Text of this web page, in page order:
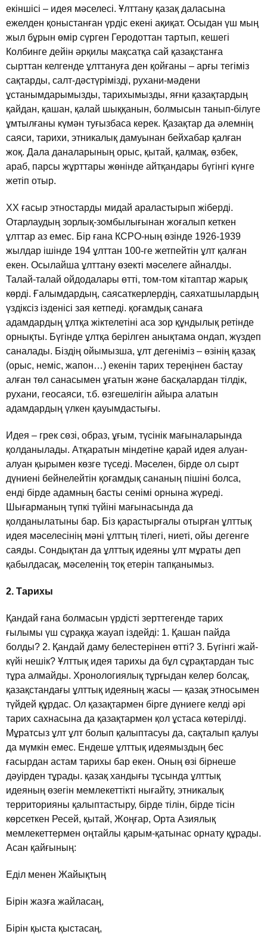
екiншiсi – идея мәселесi. Ұлттану қазақ даласына
ежелден қоныстанған үрдiс екенi ақиқат. Осыдан үш мың
жыл бұрын өмiр сүрген Геродоттан тартып, кешегi
Колбинге дейiн әрқилы мақсатқа сай қазақстанға
сырттан келгенде ұлттануға ден қойғаны – арғы тегiмiз
сақтарды, салт-дәстүрiмiздi, рухани-мәдени
ұстанымдарымызды, тарихымызды, яғни қазақтардың
қайдан, қашан, қалай шыққанын, болмысын танып-бiлуге
ұмтылғаны күмән туғызбаса керек. Қазақтар да әлемнiң
саяси, тарихи, этникалық дамуынан бейхабар қалған
жоқ. Дала даналарының орыс, қытай, қалмақ, өзбек,
араб, парсы жұрттары жөнiнде айтқандары бүгiнгi күнге
жетiп отыр.
ХХ ғасыр этностарды мидай араластырып жiбердi.
Отарлаудың зорлық-зомбылығынан жоғалып кеткен
ұлттар аз емес. Бiр ғана КСРО-ның өзiнде 1926-1939
жылдар iшiнде 194 ұлттан 100-ге жетпейтiн ұлт қалған
екен. Осылайша ұлттану өзектi мәселеге айналды.
Талай-талай ойдодалары өттi, том-том кiтаптар жарық
көрдi. Ғалымдардың, саясаткерлердiң, саяхатшылардың
үздiксiз iзденiсi зая кетпедi. қоғамдық санаға
адамдардың ұлтқа жiктелетiнi аса зор құндылық ретiнде
орнықты. Бүгiнде ұлтқа берiлген анықтама ондап, жүздеп
саналады. Бiздiң ойымызша, ұлт дегенiмiз – өзiнiң қазақ
(орыс, немiс, жапон…) екенiн тарих тереңiнен бастау
алған төл санасымен ұғатын және басқалардан тiлдiк,
рухани, геосаяси, т.б. өзгешелiгiн айыра алатын
адамдардың үлкен қауымдастығы.
Идея – грек сөзi, образ, ұғым, түсiнiк мағыналарында
қолданылады. Атқаратын мiндетiне қарай идея алуан-
алуан қырымен көзге түседi. Мәселен, бiрде ол сырт
дүниенi бейнелейтiн қоғамдық сананың пiшiнi болса,
ендi бiрде адамның басты сенiмi орнына жүредi.
Шығарманың түпкi түйiнi мағынасында да
қолданылатыны бар. Бiз қарастырғалы отырған ұлттық
идея мәселесiнiң мәнi ұлттың тiлегi, ниетi, ойы дегенге
саяды. Сондықтан да ұлттық идеяны ұлт мұраты деп
қабылдасақ, мәселенiң тоқ етерiн тапқанымыз.
2. Тарихы
Қандай ғана болмасын үрдiстi зерттегенде тарих
ғылымы үш сұраққа жауап iздейдi: 1. Қашан пайда
болды? 2. Қандай даму белестерiнен өттi? 3. Бүгiнгi жай-
күйi нешiк? Ұлттық идея тарихы да бұл сұрақтардан тыс
тұра алмайды. Хронологиялық тұрғыдан келер болсақ,
қазақстандағы ұлттық идеяның жасы — қазақ этносымен
түйдей құрдас. Ол қазақтармен бiрге дүниеге келдi әрi
тарих сахнасына да қазақтармен қол ұстаса көтерiлдi.
Мұратсыз ұлт ұлт болып қалыптасуы да, сақталып қалуы
да мүмкiн емес. Ендеше ұлттық идеямыздың бес
ғасырдан астам тарихы бар екен. Оның өзi бiрнеше
дәуiрден тұрады. қазақ хандығы тұсында ұлттық
идеяның өзегiн мемлекеттiктi нығайту, этникалық
территорияны қалыптастыру, бiрде тiлiн, бiрде тiсiн
көрсеткен Ресей, қытай, Жоңғар, Орта Азиялық
мемлекеттермен оңтайлы қарым-қатынас орнату құрады.
Асан қайғының:
Едiл менен Жайықтың
Бiрiн жазға жайласаң,
Бiрiн қыста қыстасаң,